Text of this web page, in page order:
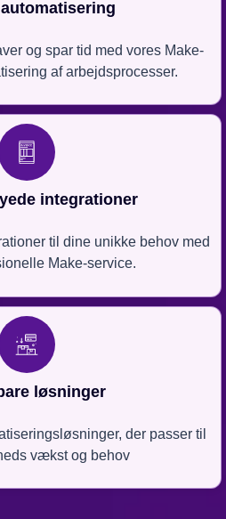
og spar tid med vores Make-
af arbejdsprocesser.
integrationer
til dine unikke behov med
Make-service.
løsninger
der passer til
vækst og behov